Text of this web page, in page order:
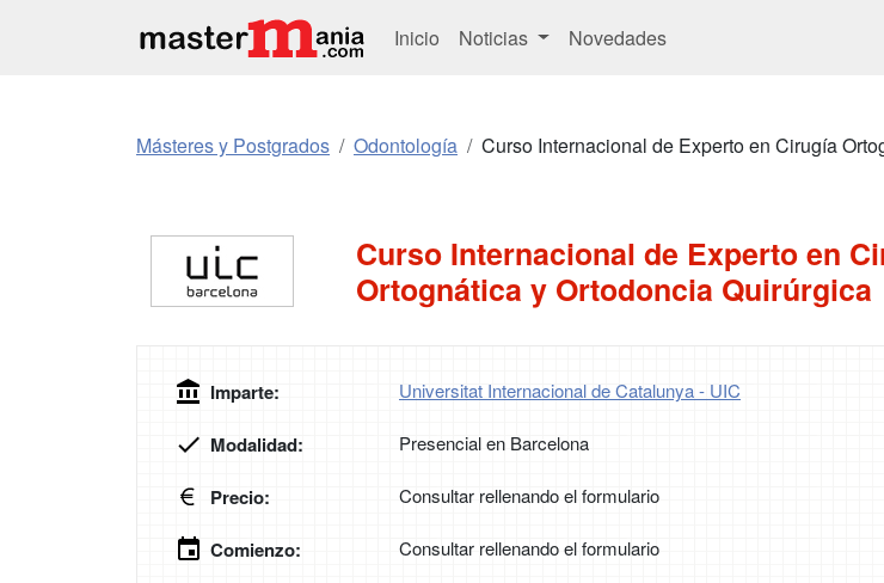
Inicio Noticias Novedades
Másteres y Postgrados Odontología Curso Internacional de Experto en Cirugía
Curso Internacional de Experto en
Ortognática y Ortodoncia Quirúrgica
Imparte: Universitat Internacional de Catalunya - UIC
Modalidad: Presencial en Barcelona
Precio: Consultar rellenando el formulario
Comienzo: Consultar rellenando el formulario